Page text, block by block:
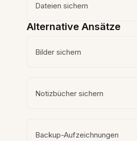
Dateien sichern
Alternative Ansätze
Bilder sichern
Notizbücher sichern
Backup-Aufzeichnungen